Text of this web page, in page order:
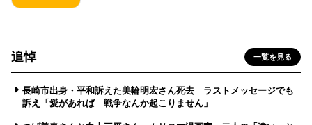
追悼 一覧を見る
長崎市出身・平和訴えた美輪明宏さん死去 ラストメッセージでも
訴え「愛があれば 戦争なんか起こりません」